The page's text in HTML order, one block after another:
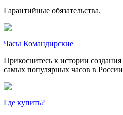
Гарантийные обязательства.
Часы Командирские
Прикоснитесь к истории создания
самых популярных часов в России
Где купить?